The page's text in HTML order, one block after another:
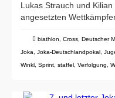
Lukas Strauch und
angesetzten
biathlon Cross Deutscher
Joka
Joka-Deutschlandpokal
Winkl Sprint staffel Verfolgung